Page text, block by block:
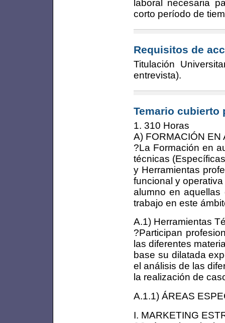
laboral necesaria
corto período de
Requisitos de
Titulación
entrevista).
Temario cubierto
1. 310 Horas
A) FORMACIÓN EN
?La Formación en
técnicas
y Herramientas
funcional y
alumno en
trabajo en este
A.1) Herramientas
?Participan
las diferentes
base su dilatada
el análisis de las
la realización de
A.1.1) ÁREAS
I. MARKETING